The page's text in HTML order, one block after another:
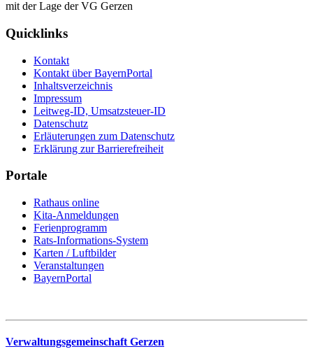
Quicklinks
Kontakt
Kontakt über BayernPortal
Inhaltsverzeichnis
Impressum
Leitweg-ID, Umsatzsteuer-ID
Datenschutz
Erläuterungen zum Datenschutz
Erklärung zur Barrierefreiheit
Portale
Rathaus online
Kita-Anmeldungen
Ferienprogramm
Rats-Informations-System
Karten / Luftbilder
Veranstaltungen
BayernPortal
Verwaltungsgemeinschaft Gerzen